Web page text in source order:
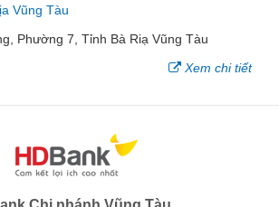
Vũng Tàu
Phường 7, Tỉnh Bà Riạ Vũng Tàu
Xem chi tiết